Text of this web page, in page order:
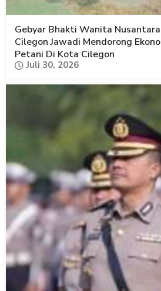
Gebyar Bhakti Wanita
Cilegon Jawadi Mendorong
Petani Di Kota Cilegon
Juli 30, 2026